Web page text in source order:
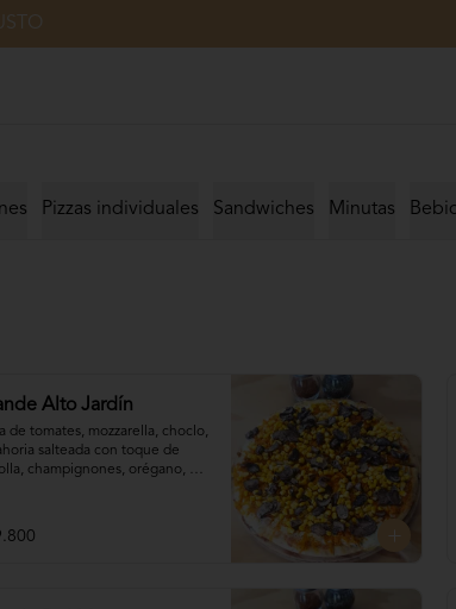
Pizzas individuales Sandwiches Minutas
Alto Jardín
de tomates, mozzarella, choclo,
salteada con toque de
champignones, orégano,